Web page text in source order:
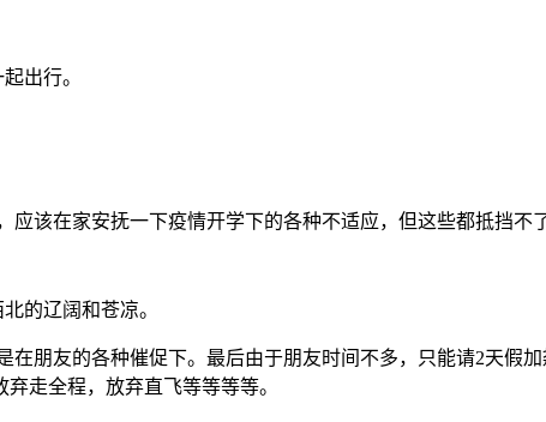
出行。
该在家安抚一下疫情开学下的各种不适应，但这些都抵挡不
的辽阔和苍凉。
朋友的各种催促下。最后由于朋友时间不多，只能请2天假加
走全程，放弃直飞等等等等。